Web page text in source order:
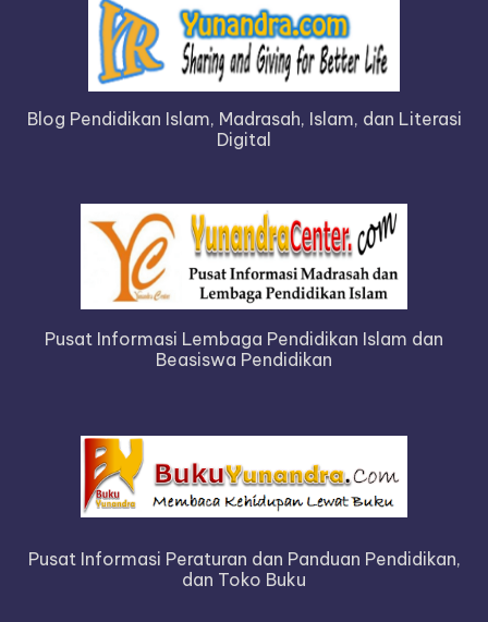
Blog Pendidikan Islam, Madrasah, Islam, dan Literasi
Digital
Pusat Informasi Lembaga Pendidikan Islam dan
Beasiswa Pendidikan
Pusat Informasi Peraturan dan Panduan Pendidikan,
dan Toko Buku